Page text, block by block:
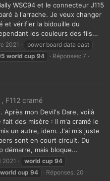
WSC94 et le connecteur J115
à l'arrache. Je veux changer
et vérifier la bidouille du
les couleurs des fils...
2021
power board data east
world cup 94
Réponses: 7
F112 cramé
Après mon Devil's Dare, voilà
des misère : Il m'a cramé le
un autre, idem. J'ai mis juste
sont en court circuit. Du
démarre, mais bloque...
2021 world cup 94
world cup 94
Réponses: 20